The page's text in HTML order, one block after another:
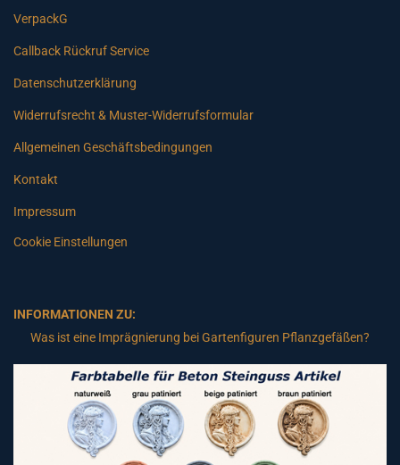
VerpackG
Callback Rückruf Service
Datenschutzerklärung
Widerrufsrecht & Muster-Widerrufsformular
Allgemeinen Geschäftsbedingungen
Kontakt
Impressum
Cookie Einstellungen
INFORMATIONEN ZU:
Was ist eine Imprägnierung bei Gartenfiguren Pflanzgefäßen?